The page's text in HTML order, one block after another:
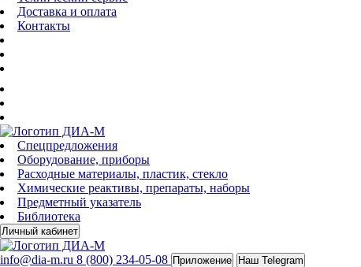
Доставка и оплата
Контакты
Спецпредложения
Оборудование, приборы
Расходные материалы, пластик, стекло
Химические реактивы, препараты, наборы
Предметный указатель
Библиотека
Личный кабинет
info@dia-m.ru 8 (800) 234-05-08 Приложение Наш Telegram